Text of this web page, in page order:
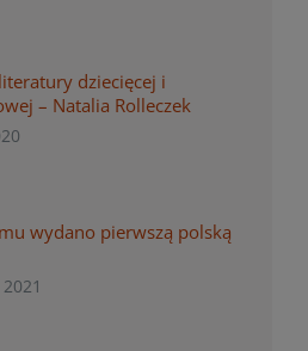
dziecięcej i
– Natalia Rolleczek
wydano pierwszą polską